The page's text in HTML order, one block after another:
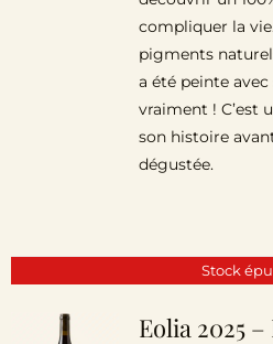
compliquer la
pigments
a été peinte
vraiment ! C’est
son histoire
dégustée.
Stock
Eolia 2025